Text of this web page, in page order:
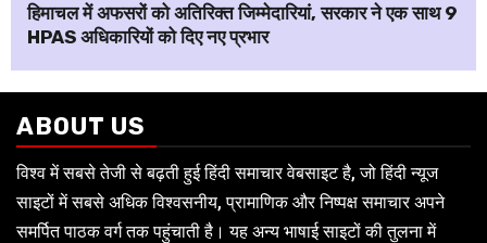
हिमाचल में अफसरों को अतिरिक्त जिम्मेदारियां, सरकार ने एक साथ 9
HPAS अधिकारियों को दिए नए प्रभार
ABOUT US
विश्व में सबसे तेजी से बढ़ती हुई हिंदी समाचार वेबसाइट है, जो हिंदी न्यूज
साइटों में सबसे अधिक विश्वसनीय, प्रामाणिक और निष्पक्ष समाचार अपने
समर्पित पाठक वर्ग तक पहुंचाती है। यह अन्य भाषाई साइटों की तुलना में